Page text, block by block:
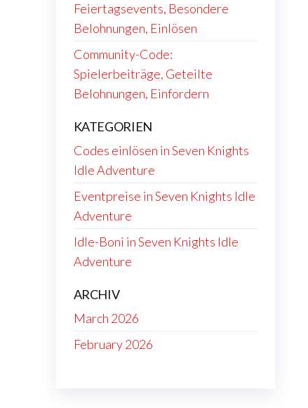
Feiertagsevents, Besondere
Belohnungen, Einlösen
Community-Code:
Spielerbeiträge, Geteilte
Belohnungen, Einfordern
KATEGORIEN
Codes einlösen in Seven Knights
Idle Adventure
Eventpreise in Seven Knights Idle
Adventure
Idle-Boni in Seven Knights Idle
Adventure
ARCHIV
March 2026
February 2026